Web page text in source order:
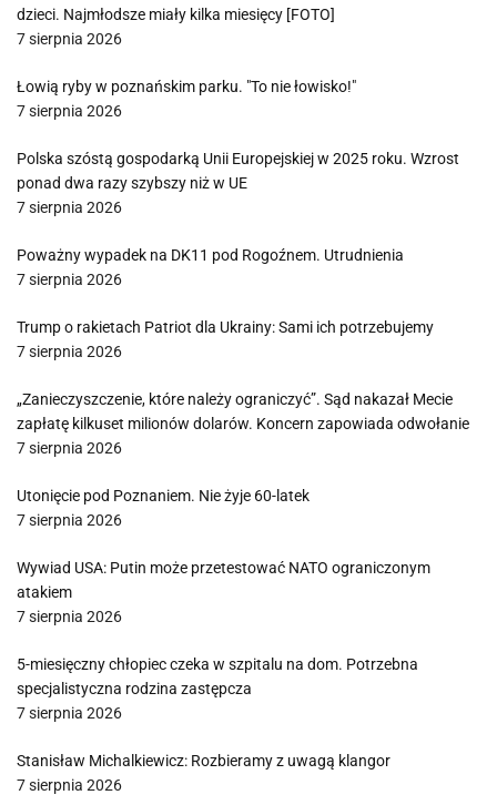
dzieci. Najmłodsze miały kilka miesięcy [FOTO]
7 sierpnia 2026
Łowią ryby w poznańskim parku. "To nie łowisko!"
7 sierpnia 2026
Polska szóstą gospodarką Unii Europejskiej w 2025 roku. Wzrost
ponad dwa razy szybszy niż w UE
7 sierpnia 2026
Poważny wypadek na DK11 pod Rogoźnem. Utrudnienia
7 sierpnia 2026
Trump o rakietach Patriot dla Ukrainy: Sami ich potrzebujemy
7 sierpnia 2026
„Zanieczyszczenie, które należy ograniczyć”. Sąd nakazał Mecie
zapłatę kilkuset milionów dolarów. Koncern zapowiada odwołanie
7 sierpnia 2026
Utonięcie pod Poznaniem. Nie żyje 60-latek
7 sierpnia 2026
Wywiad USA: Putin może przetestować NATO ograniczonym
atakiem
7 sierpnia 2026
5-miesięczny chłopiec czeka w szpitalu na dom. Potrzebna
specjalistyczna rodzina zastępcza
7 sierpnia 2026
Stanisław Michalkiewicz: Rozbieramy z uwagą klangor
7 sierpnia 2026